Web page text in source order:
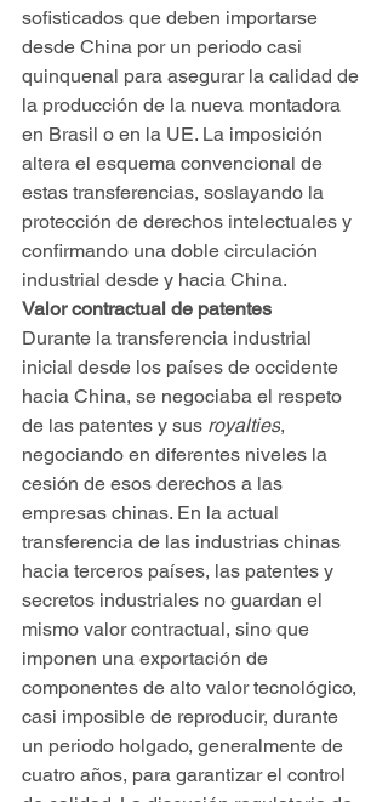
sofisticados que deben importarse
desde China por un periodo casi
quinquenal para asegurar la calidad de
la producción de la nueva montadora
en Brasil o en la UE. La imposición
altera el esquema convencional de
estas transferencias, soslayando la
protección de derechos intelectuales y
confirmando una doble circulación
industrial desde y hacia China.
Valor contractual de patentes
Durante la transferencia industrial
inicial desde los países de occidente
hacia China, se negociaba el respeto
de las patentes y sus royalties,
negociando en diferentes niveles la
cesión de esos derechos a las
empresas chinas. En la actual
transferencia de las industrias chinas
hacia terceros países, las patentes y
secretos industriales no guardan el
mismo valor contractual, sino que
imponen una exportación de
componentes de alto valor tecnológico,
casi imposible de reproducir, durante
un periodo holgado, generalmente de
cuatro años, para garantizar el control